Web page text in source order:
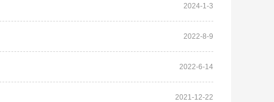
2024-1-3
2022-8-9
2022-6-14
2021-12-22